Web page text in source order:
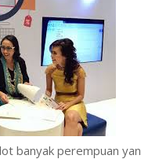
banyak perempuan